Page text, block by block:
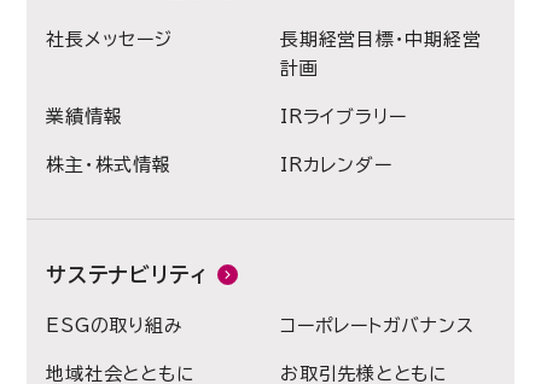
社長メッセージ
長期経営目標・中期経営
計画
業績情報 IRライブラリー
株主・株式情報 IRカレンダー
サステナビリティ
ESGの取り組み コーポレートガバナンス
地域社会とともに お取引先様とともに